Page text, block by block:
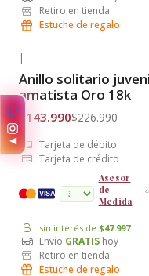
Retiro en tienda
Estuche de regalo
Envío Gratis
|
Anillo solitario
amatista Oro 18k
$143.990$226.990
Tarjeta de débito
Tarjeta de crédito
VISA
Asesor
de
Medida
sin interés de $47.997
Envío GRATIS hoy
Retiro en tienda
Estuche de regalo
✨
◀